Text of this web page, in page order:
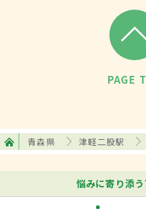
PAGE
青森県 津軽二股駅
悩みに寄り添